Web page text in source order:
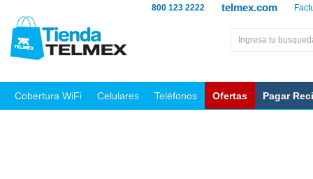
telmex.com
800 123 2222
Cobertura WiFi Celulares Teléfonos Ofertas Pagar